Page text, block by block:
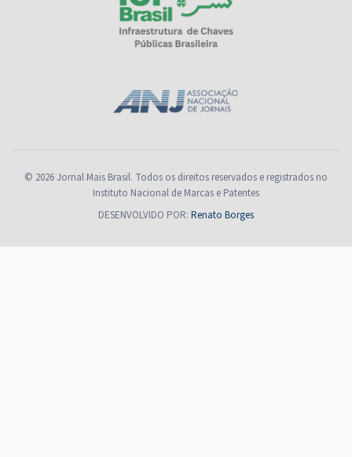
© 2026 Jornal Mais Brasil. Todos os direitos reservados e registrados no
Instituto Nacional de Marcas e Patentes
DESENVOLVIDO POR: Renato Borges